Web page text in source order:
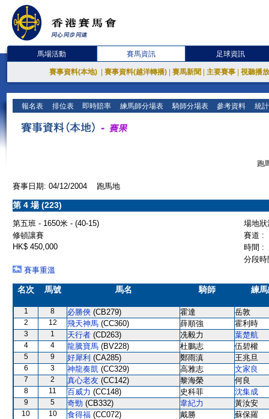
馬場活動 賽馬資訊 足球資訊
賽事資料(本地) 賽事資料(越洋轉播) 賽馬新聞 主要賽事 視聽播
報名表 排位表 即時賠率 練馬師分場表 騎師分場表 參考資料 統
跑
賽事日期: 04/12/2004 跑馬地
第 4 場 (223)
第五班 - 1650米 - (40-15)
場地
修頓讓賽
賽道 :
HK$ 450,000
時間 :
分段
賽事重溫
名次 馬號 馬名 騎師 練
1 8 必勝俠 (CB279) 霍達 岳敦
2 12 飛天神馬 (CC360) 薛順強 霍利時
3 1 天行者 (CD263) 冼毅力 葉楚航
4 4 龍騰寶馬 (BV228) 杜鵬志 伍碧權
5 9 好犀利 (CA285) 鄭雨滇 王兆旦
6 3 神龍奏凱 (CC329) 高雅志 文家良
7 2 真心老友 (CC142) 黎海榮 何良
8 11 百威力 (CC148) 史科菲 沈集成
9 5 奇勁 (CB332) 韋紀力 黃汝安
10 10 食得福 (CC072) 戴勝 蘇保羅